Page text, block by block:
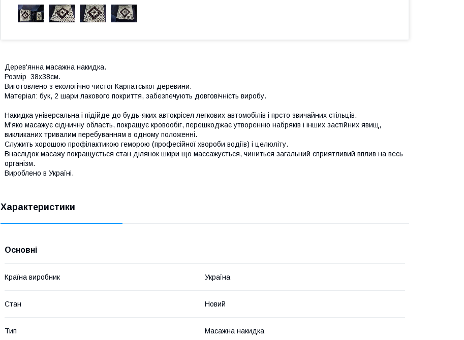
Дерев'янна масажна накидка.
Розмір 38х38см.
Виготовлено з екологічно чистої Карпатської деревини.
Матеріал: бук, 2 шари лакового покриття, забезпечують довговічність виробу.
Накидка універсальна і підійде до будь-яких автокрісел легкових автомобілів і прсто звичайних стільців.
М'яко масажує сідничну область, покращує кровообіг, перешкоджає утворенню набряків і інших застійних явищ,
викликаних тривалим перебуванням в одному положенні.
Служить хорошою профілактикою геморою (професійної хвороби водіїв) і целюліту.
Внаслідок масажу покращується стан ділянок шкіри що массажується, чиниться загальний сприятливий вплив на весь
організм.
Вироблено в Україні.
Характеристики
Основні
Країна виробник Україна
Стан Новий
Тип Масажна накидка